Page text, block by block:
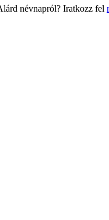
névnapról? Iratkozz fel